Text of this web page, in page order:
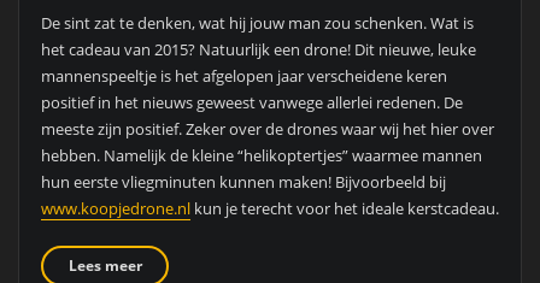
De sint zat te denken, wat hij jouw man zou schenken. Wat is
het cadeau van 2015? Natuurlijk een drone! Dit nieuwe, leuke
mannenspeeltje is het afgelopen jaar verscheidene keren
positief in het nieuws geweest vanwege allerlei redenen. De
meeste zijn positief. Zeker over de drones waar wij het hier over
hebben. Namelijk de kleine “helikoptertjes” waarmee mannen
hun eerste vliegminuten kunnen maken! Bijvoorbeeld bij
www.koopjedrone.nlkun je terecht voor het ideale kerstcadeau.
Lees meer